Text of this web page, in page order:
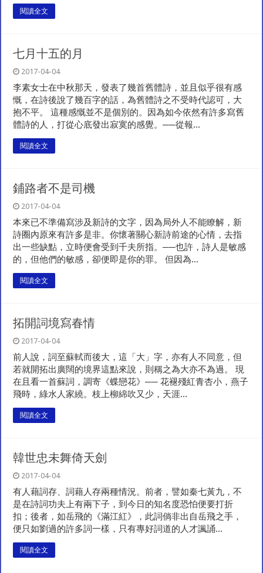
閱讀全文
七月十五的月
2017-04-04
李素女士在中秋那天，發表了幾首舊體詩，並且似乎很有感
慨，在詩後說了幾百字的話，為舊體詩之不受時代認可，大
抱不平。 這種感慨並不是個別的。因為如今依然有許多寫舊
體詩的人，打從心底發出寂寞的感覺。──從報...
閱讀全文
鋪路者不是司機
2017-04-04
本來已不準備寫涉及新詩的文字，因為局外人不能瞭解，新
詩圈內原來有許多是非。你懷著關心新詩前途的心情，去指
出一些缺點，立時便會受到千夫所指。──也許，詩人是敏感
的，但他們的敏感，卻便即是你的罪。 但因為...
閱讀全文
拓開詞境寫春情
2017-04-04
前人說，詞至蘇軾而後大，這「大」字，亦有人不同意，但
若就開拓出廣闊的境界這點來說，則稱之為大亦不為過。 現
在且看一首蘇詞，調寄《蝶戀花》── 花褪殘紅青杏小，燕子
飛時，綠水人家繞。枝上柳綿吹又少，天涯...
閱讀全文
韓世忠未舞倚天劍
2017-04-04
有人藉詞存、詞藉人存兩種情況。前者，譬如秦七黃九，不
是在詩詞功夫上有兩下子，到今日的知名度恐怕便要打折
扣；後者，如岳飛的《滿江紅》，此詞倘非出自岳飛之手，
便只如劉過的許多詞一樣，只有專好詞道的人才諷誦...
閱讀全文